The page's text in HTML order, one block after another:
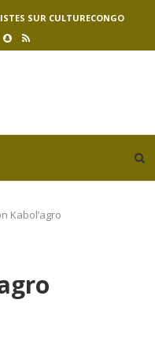
SUR CULTURECONGO
Kabol’agro